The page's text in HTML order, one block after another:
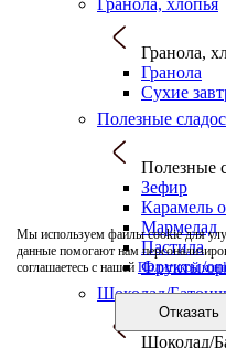
Мы используем файлы cookie для
данные помогают нам
соглашаетесь с нашей Политикой
Отказать
Гранола,
Гранола
Сухие
Полезные
Полезные
Зефир
Карамель
Мармелад
Пастила
Фрукты/
Шоколад/
Шоколад/